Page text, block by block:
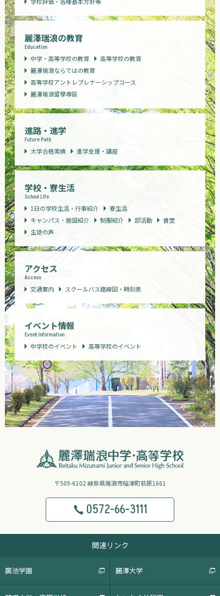
麗澤瑞浪の教育
Education
中学・高等学校の教育
高等学校の教育
麗澤瑞浪ならではの教育
高等学校アントレプレナーシップコース
麗澤瑞浪留學専區
進路・進学
Future Path
大学合格実績
進学支援・講座
学校・寮生活
School Life
1日の学校生活・行事紹介
寮生活
キャンパス・施設紹介
制服紹介 部活動
食堂
生徒の声
アクセス
Access
交通案内
スクールバス路線図・時刻表
イベント情報
Event Information
中学校のイベント
高等学校のイベント
〒509-6102 岐阜県瑞浪市稲津町萩原1661
0572-66-3111
関連リンク
廣池学園 麗澤大学